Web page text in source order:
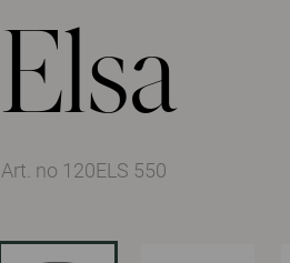
Elsa
Art. no 120ELS 550